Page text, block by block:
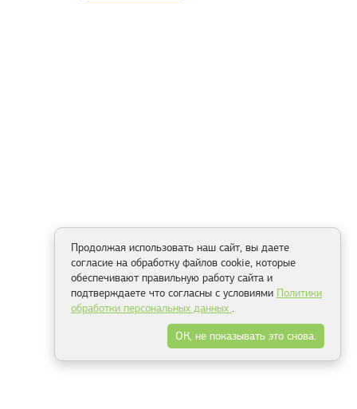
Продолжая использовать наш сайт, вы даете
согласие на обработку файлов cookie, которые
обеспечивают правильную работу сайта и
подтверждаете что согласны с условиями Политики
обработки персональных данных .
ОК, не показывать это снова.